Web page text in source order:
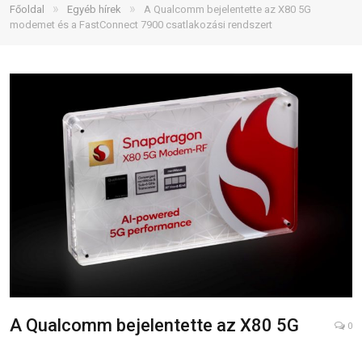
Főoldal » Egyéb hírek »
A Qualcomm bejelentette az X80 5G
modemet és a FastConnect 7900 csatlakozási rendszert
A Qualcomm bejelentette az X80 5G
0